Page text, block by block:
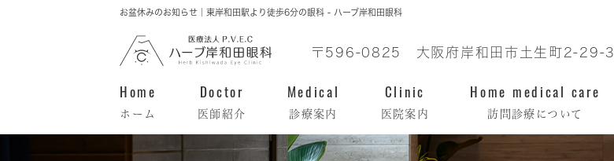
お盆休みのお知らせ｜東岸和田駅より徒歩6分の眼科 - ハーブ岸和田眼科
〒596-0825 大阪府岸和田市土生町2-29-3
Home
ホーム
Doctor
医師紹介
Medical
診療案内
Clinic
医院案内
Home medical care
訪問診療について